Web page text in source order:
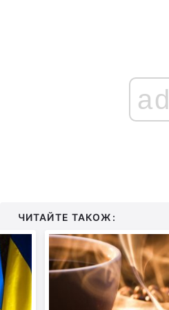
ad
ЧИТАЙТЕ ТАКОЖ: